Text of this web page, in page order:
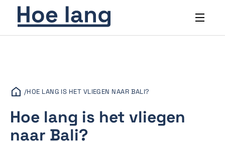
/HOE LANG IS HET VLIEGEN NAAR BALI?
Hoe lang is het vliegen
naar Bali?